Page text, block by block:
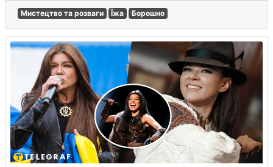
Мистецтво та розваги Їжа Борошно